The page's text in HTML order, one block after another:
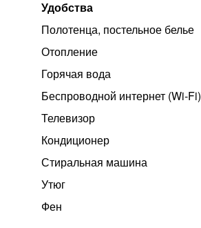
Удобства
Полотенца, постельное белье
Отопление
Горячая вода
Беспроводной интернет (Wi‑Fi)
Телевизор
Кондиционер
Стиральная машина
Утюг
Фен